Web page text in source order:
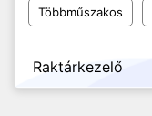
Többműszakos
Raktárkezelő